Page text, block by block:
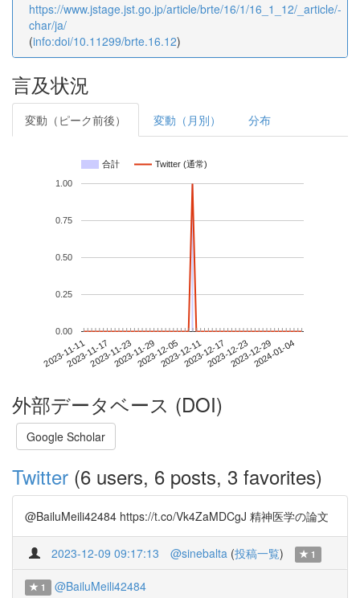
https://www.jstage.jst.go.jp/article/brte/16/1/16_1_12/_article/-
char/ja/
(info:doi/10.11299/brte.16.12)
言及状況
変動（ピーク前後） 変動（月別） 分布
合計 Twitter (通常)
2023-11-112023-11-172023-11-232023-11-292023-12-052023-12-112023-12-172023-12-232023-12-292024-01-04
0.00
0.25
0.50
0.75
1.00
外部データベース (DOI)
Google Scholar
Twitter (6 users, 6 posts, 3 favorites)
@BailuMeili42484 https://t.co/Vk4ZaMDCgJ 精神医学の論文
2023-12-09 09:17:13 @sinebalta (投稿一覧) 1
1 @BailuMeili42484